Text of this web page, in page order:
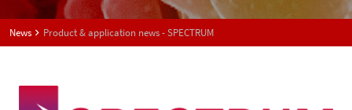
News Product & application news - SPECTRUM